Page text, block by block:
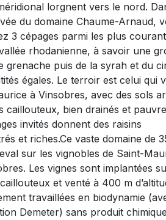
lorgnent vers le nord.
du domaine Chaume-Arnaud,
3 cépages parmi les plus
rhodanienne, à savoir une
grenache puis de la syrah et du
égales. Le terroir est celui qui
à Vinsobres, avec des sols
caillouteux, bien drainés et
invités donnent des raisins
et riches.Ce vaste domaine de
sur les vignobles de Saint-
Les vignes sont implantées
et venté à 400 m
travaillées en biodynamie
Demeter) sans produit